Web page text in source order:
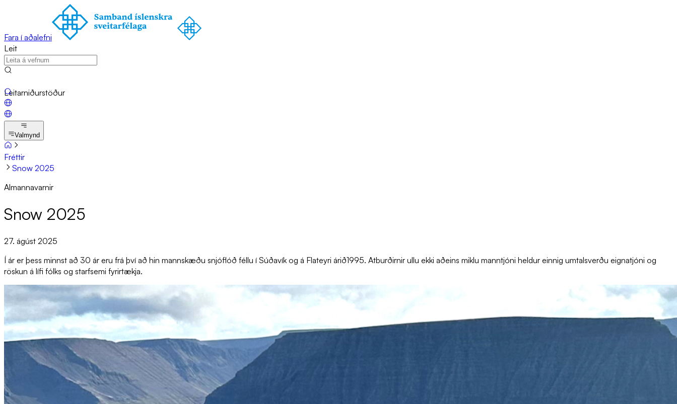
Fara í aðalefni
Leit
Leitarniðurstöður
Valmynd
Fréttir
Snow 2025
Almannavarnir
Snow 2025
27. ágúst 2025
Í ár er þess minnst að 30 ár eru frá því að hin mannskæðu snjóflóð féllu í Súðavík og á Flateyri árið1995. Atburðirnir ullu ekki aðeins miklu manntjóni heldur einnig umtalsverðu eignatjóni og
röskun á lífi fólks og starfsemi fyrirtækja.